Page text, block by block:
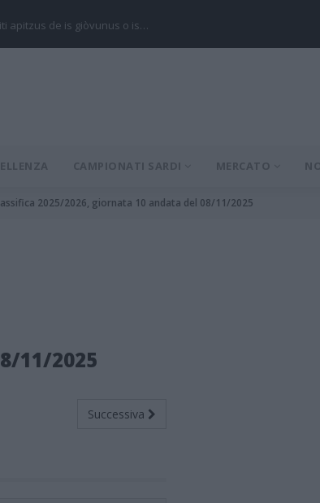
apitzus de is giòvunus o is… Serie C -
CAMPIONATI SARDI MERCATO
2025/2026, giornata 10 andata del 08/11/2025
11/2025
Successiva